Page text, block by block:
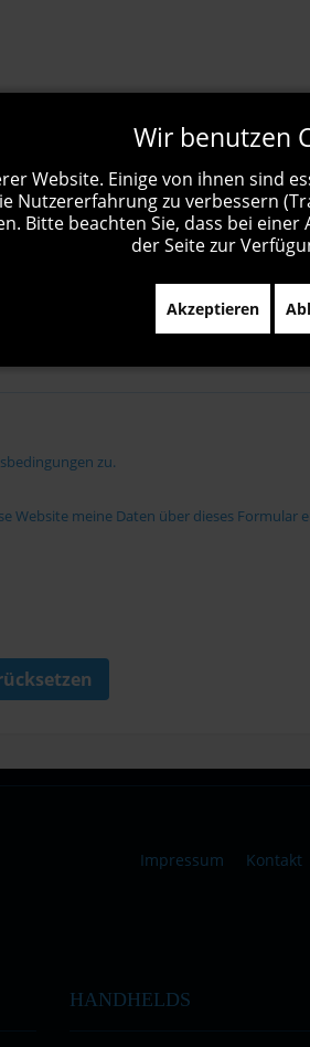
zu.
Website meine Daten über dieses Formular
Impressum Kontakt
HANDHELDS
Wir benutzen
Website. Einige von ihnen sind
Nutzererfahrung zu verbessern
Bitte beachten Sie, dass bei
der Seite zur
Akzeptieren